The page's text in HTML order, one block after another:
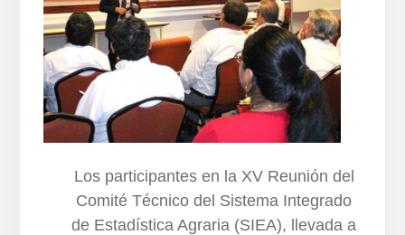
Los participantes en la XV Reunión del
Comité Técnico del Sistema Integrado
de Estadística Agraria (SIEA), llevada a